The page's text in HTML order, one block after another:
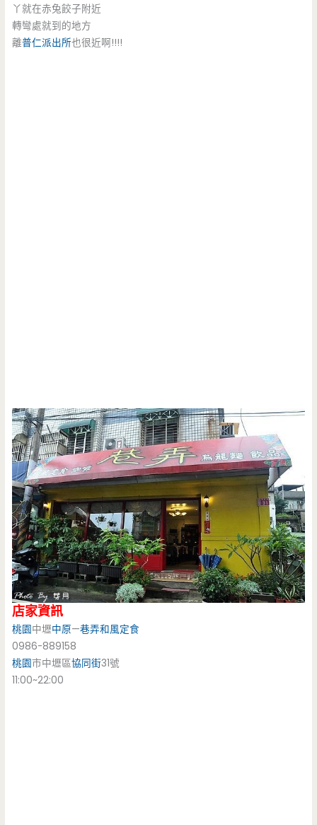
丫就在赤兔餃子附近
轉彎處就到的地方
離普仁派出所也很近啊!!!!
店家資訊
桃園中壢中原—巷弄和風定食
0986-889158
桃園市中壢區協同街31號
11:00~22:00